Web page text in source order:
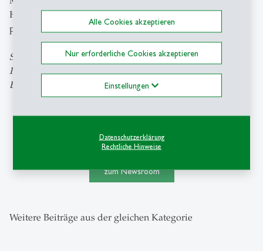
Alle Cookies akzeptieren
Nur erforderliche Cookies akzeptieren
Einstellungen
Datenschutzerklärung
Rechtliche Hinweise
Herkunft unsere Perspektiven und unser Verhalten
prägen.»
Studierende, die sich für eine Teilnahme am Coaching-
Programm interessieren, können sichhierbewerben. Die
Bewerbungsfrist läuft bis am 2. Oktober.
zum Newsroom
Weitere Beiträge aus der gleichen Kategorie